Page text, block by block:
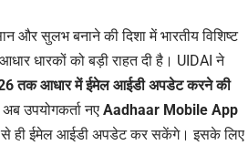
सुलभ बनाने की दिशा में भारतीय विशिष्ट
धारकों को बड़ी राहत दी है। UIDAI ने
तक आधार में ईमेल आईडी अपडेट करने की
अब उपयोगकर्ता नए Aadhaar Mobile App
से ही ईमेल आईडी अपडेट कर सकेंगे। इसके लिए